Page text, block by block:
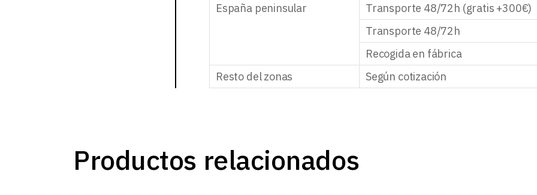
España peninsular
Transporte 48/72h (gratis +300€)
Transporte 48/72h
Recogida en fábrica
Resto del zonas
Según cotización
Productos relacionados